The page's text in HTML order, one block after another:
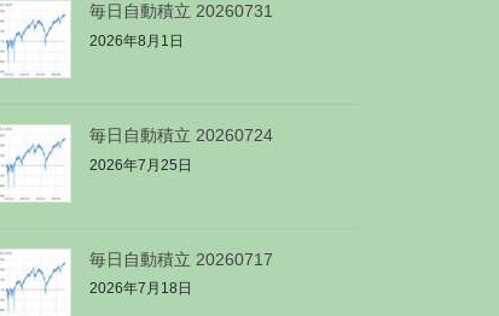
毎日自動積立 20260731
2026年8月1日
毎日自動積立 20260724
2026年7月25日
毎日自動積立 20260717
2026年7月18日